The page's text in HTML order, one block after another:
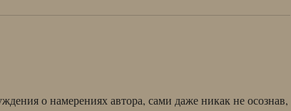
о намерениях автора, сами даже никак не осознав,